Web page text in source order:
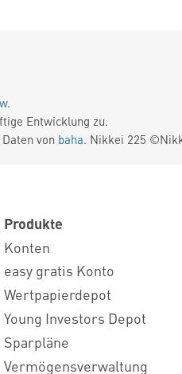
.
Entwicklung zu.
von baha. Nikkei 225
Produkte
Konten
easy gratis Konto
Wertpapierdepot
Young Investors Depot
Sparpläne
Vermögensverwaltung